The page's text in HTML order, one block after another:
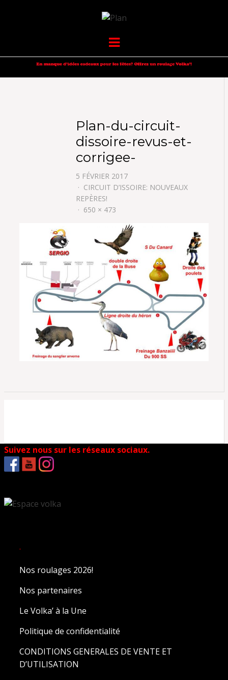
VOLKANIK-
ENDURANCE
Menu
Plan-du-circuit-
dissoire-revus-et-
corrigee-
5 FÉVRIER 2017
CIRCUIT D’ISSOIRE: NOUVEAUX
REPÈRES!
650 × 473
Suivez nous sur les réseaux sociaux.
.
Nos roulages 2026!
Nos partenaires
Le Volka’ à la Une
Politique de confidentialité
CONDITIONS GENERALES DE VENTE ET
D’UTILISATION